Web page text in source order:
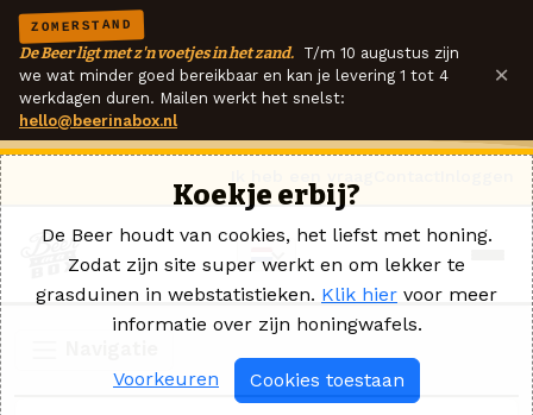
ZOMERSTAND
De Beer ligt met z'n voetjes in het zand. T/m 10 augustus zijn
we wat minder goed bereikbaar en kan je levering 1 tot 4
werkdagen duren. Mailen werkt het snelst:
hello@beerinabox.nl
×
Koekje erbij?
De Beer houdt van cookies, het liefst met honing.
Zodat zijn site super werkt en om lekker te
grasduinen in webstatistieken. Klik hier voor meer
informatie over zijn honingwafels.
Voorkeuren Cookies toestaan